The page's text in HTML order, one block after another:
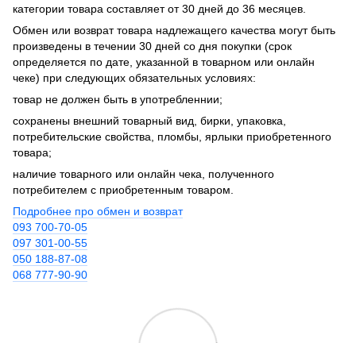
категории товара составляет от 30 дней до 36 месяцев.
Обмен или возврат товара надлежащего качества могут быть
произведены в течении 30 дней со дня покупки (срок
определяется по дате, указанной в товарном или онлайн
чеке) при следующих обязательных условиях:
товар не должен быть в употребленнии;
сохранены внешний товарный вид, бирки, упаковка,
потребительские свойства, пломбы, ярлыки приобретенного
товара;
наличие товарного или онлайн чека, полученного
потребителем с приобретенным товаром.
Подробнее про обмен и возврат
093 700-70-05
097 301-00-55
050 188-87-08
068 777-90-90